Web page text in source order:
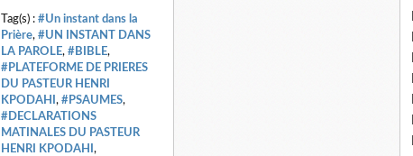
Tag(s) : #Un instant dans la
Prière, #UN INSTANT DANS
LA PAROLE, #BIBLE,
#PLATEFORME DE PRIERES
DU PASTEUR HENRI
KPODAHI , #PSAUMES,
#DECLARATIONS
MATINALES DU PASTEUR
HENRI KPODAHI ,